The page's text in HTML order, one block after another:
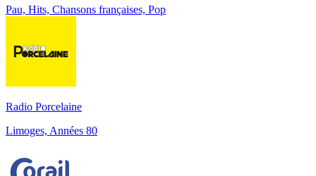
Pau, Hits, Chansons françaises, Pop
Radio Porcelaine
Limoges, Années 80